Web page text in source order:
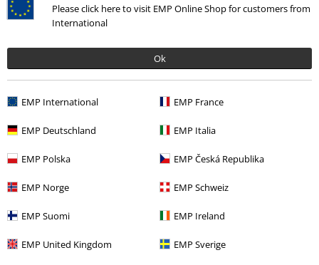
Please click here to visit EMP Online Shop for customers from
International
Ok
EMP International EMP France
EMP Deutschland EMP Italia
EMP Polska EMP Česká Republika
EMP Norge EMP Schweiz
EMP Suomi EMP Ireland
EMP United Kingdom EMP Sverige
Ultimi articoli visualizzati
RRP34,99 €
Altre Categorie. Altre Scelte.
Offerte % OUTLET Costumi